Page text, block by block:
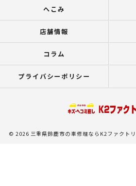
へこみ
店舗情報
コラム
プライバシーポリシー
© 2026 三重県鈴鹿市の車修理ならK2ファクトリ